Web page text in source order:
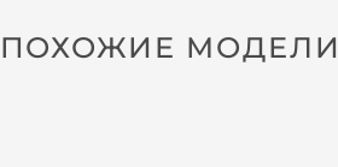
ПОХОЖИЕ МОДЕЛИ